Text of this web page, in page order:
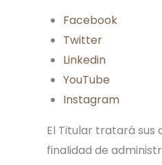
Facebook
Twitter
Linkedin
YouTube
Instagram
El Titular tratará sus
finalidad de